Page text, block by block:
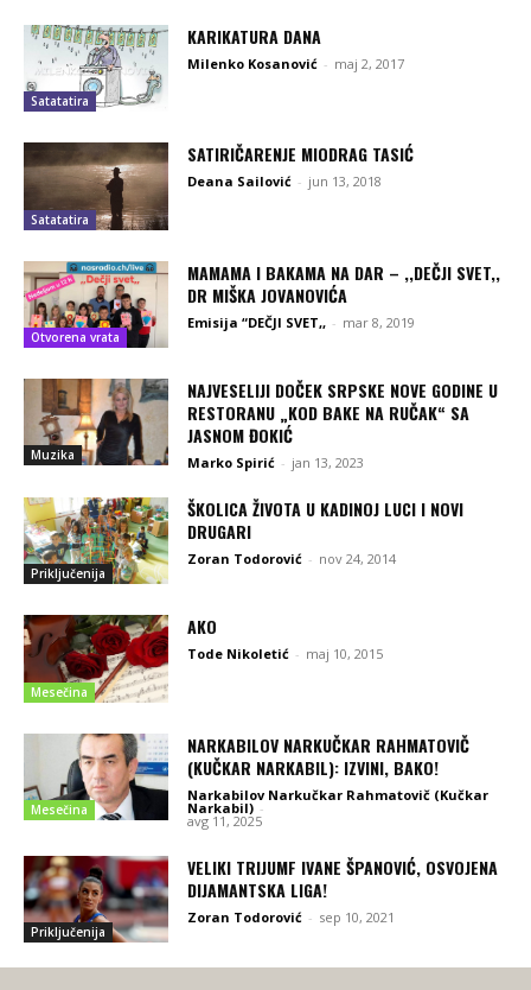
Satatatira
KARIKATURA DANA
Milenko Kosanović - maj 2, 2017
Satatatira
SATIRIČARENJE MIODRAG TASIĆ
Deana Sailović - jun 13, 2018
Otvorena vrata
MAMAMA I BAKAMA NA DAR – ,,DEČJI SVET,,
DR MIŠKA JOVANOVIĆA
Emisija “DEČJI SVET,, - mar 8, 2019
Muzika
NAJVESELIJI DOČEK SRPSKE NOVE GODINE U
RESTORANU „KOD BAKE NA RUČAK“ SA
JASNOM ĐOKIĆ
Marko Spirić - jan 13, 2023
Priključenija
ŠKOLICA ŽIVOTA U KADINOJ LUCI I NOVI
DRUGARI
Zoran Todorović - nov 24, 2014
Mesečina
AKO
Tode Nikoletić - maj 10, 2015
Mesečina
NARKABILOV NARKUČKAR RAHMATOVIČ
(KUČKAR NARKABIL): IZVINI, BAKO!
Narkabilov Narkučkar Rahmatovič (Kučkar
Narkabil) -
avg 11, 2025
Priključenija
VELIKI TRIJUMF IVANE ŠPANOVIĆ, OSVOJENA
DIJAMANTSKA LIGA!
Zoran Todorović - sep 10, 2021